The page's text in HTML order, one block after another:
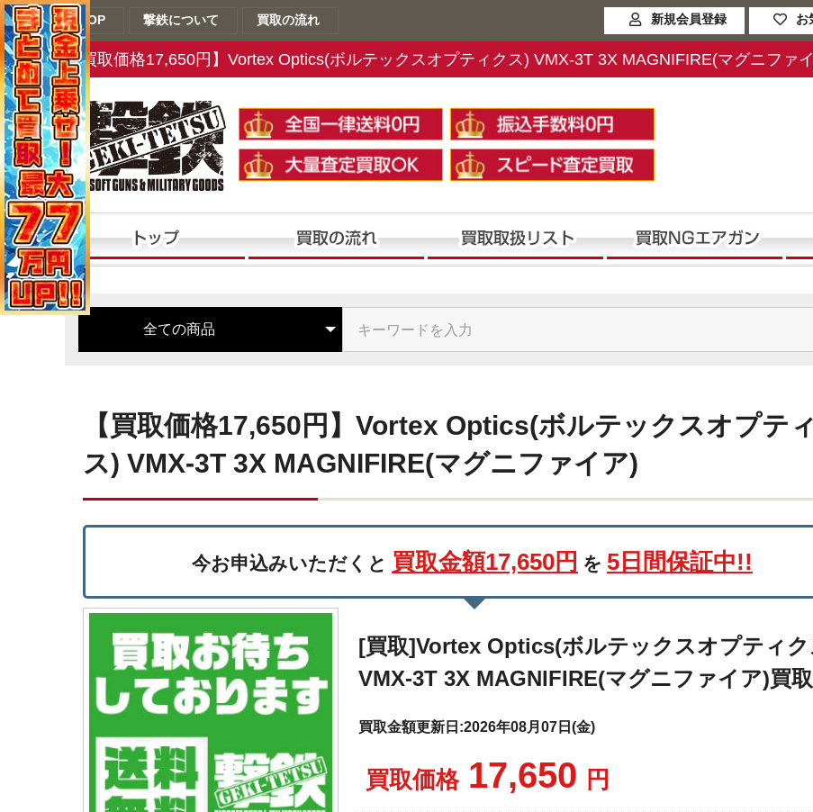
TOP 撃鉄について 買取の流れ 新規会員登録 お
【買取価格17,650円】Vortex Optics(ボルテックスオプティクス) VMX-3T 3X MAGNIFIRE(マグニファ
【買取価格17,650円】Vortex Optics(ボルテックスオプテ
ス) VMX-3T 3X MAGNIFIRE(マグニファイア)
今お申込みいただくと 買取金額17,650円 を 5日間保証中!!
[買取]Vortex Optics(ボルテックスオプティク
VMX-3T 3X MAGNIFIRE(マグニファイア)買取
買取金額更新日:2026年08月07日(金)
買取価格 17,650 円